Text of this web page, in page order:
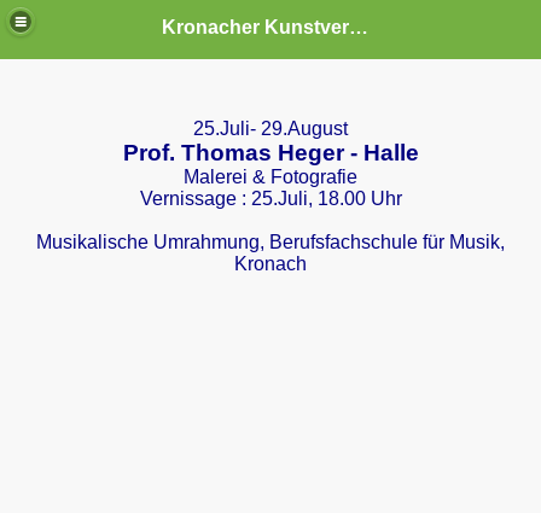
Kronacher Kunstverein e.V.
25.Juli- 29.August
Prof. Thomas Heger - Halle
Malerei & Fotografie
Vernissage : 25.Juli, 18.00 Uhr
Musikalische Umrahmung, Berufsfachschule für Musik,
Kronach